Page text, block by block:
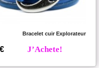
Bracelet cuir Explorateur
J’Achete!